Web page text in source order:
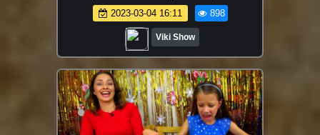
Первым? Pimple Pete Challenge / Вики
Шоу
2023-03-04 16:11 898
Viki Show